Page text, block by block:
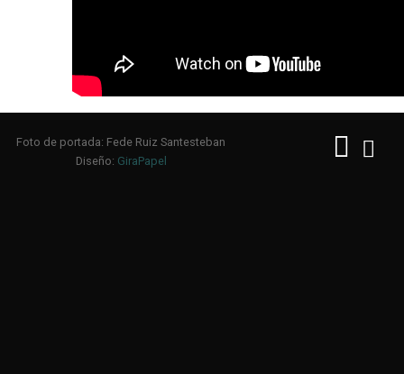
Foto de portada: Fede Ruiz Santesteban
Diseño: GiraPapel